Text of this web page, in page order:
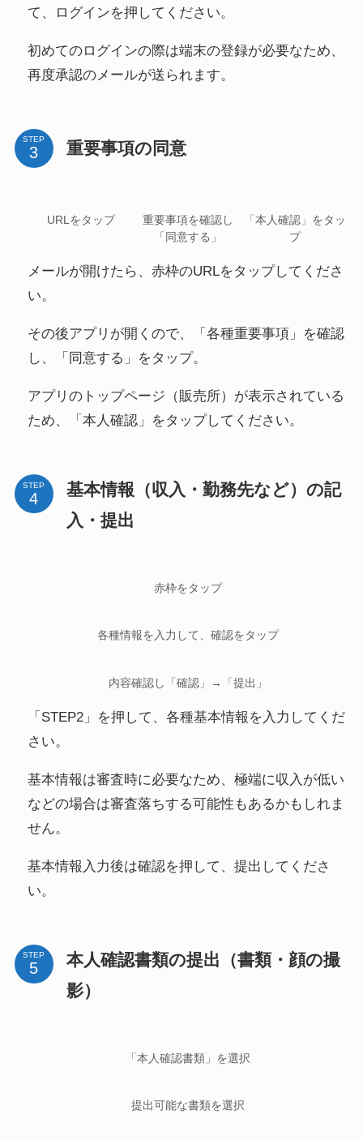
て、ログインを押してください。
初めてのログインの際は端末の登録が必要なため、
再度承認のメールが送られます。
STEP 重要事項の同意
URLをタップ
重要事項を確認し
「同意する」
「本人確認」をタッ
プ
メールが開けたら、赤枠のURLをタップしてくださ
い。
その後アプリが開くので、「各種重要事項」を確認
し、「同意する」をタップ。
アプリのトップページ（販売所）が表示されている
ため、「本人確認」をタップしてください。
STEP
基本情報（収入・勤務先など）の記
入・提出
赤枠をタップ
各種情報を入力して、確認をタップ
内容確認し「確認」→「提出」
「STEP2」を押して、各種基本情報を入力してくだ
さい。
基本情報は審査時に必要なため、極端に収入が低い
などの場合は審査落ちする可能性もあるかもしれま
せん。
基本情報入力後は確認を押して、提出してくださ
い。
STEP
本人確認書類の提出（書類・顔の撮
影）
「本人確認書類」を選択
提出可能な書類を選択